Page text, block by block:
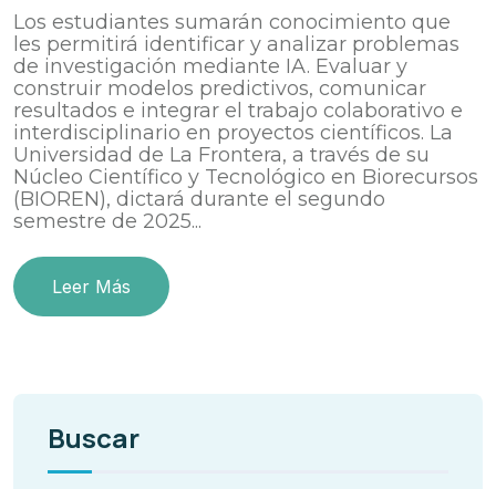
Los estudiantes sumarán conocimiento que
les permitirá identificar y analizar problemas
de investigación mediante IA. Evaluar y
construir modelos predictivos, comunicar
resultados e integrar el trabajo colaborativo e
interdisciplinario en proyectos científicos. La
Universidad de La Frontera, a través de su
Núcleo Científico y Tecnológico en Biorecursos
(BIOREN), dictará durante el segundo
semestre de 2025...
Leer Más
Buscar